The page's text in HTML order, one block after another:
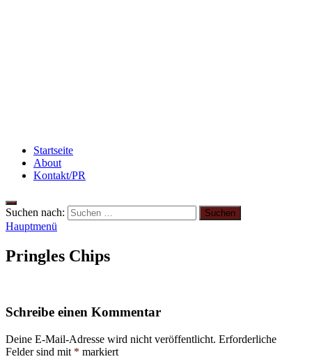
Startseite
About
Kontakt/PR
Suchen nach:
Hauptmenü
Pringles Chips
Schreibe einen Kommentar
Deine E-Mail-Adresse wird nicht veröffentlicht. Erforderliche
Felder sind mit * markiert